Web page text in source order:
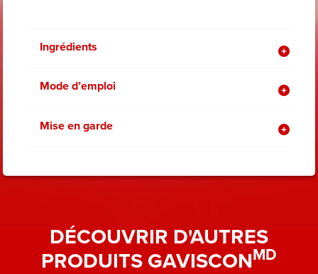
Ingrédients
Mode d’emploi
Mise en garde
DÉCOUVRIR D'AUTRES
PRODUITS GAVISCONMD